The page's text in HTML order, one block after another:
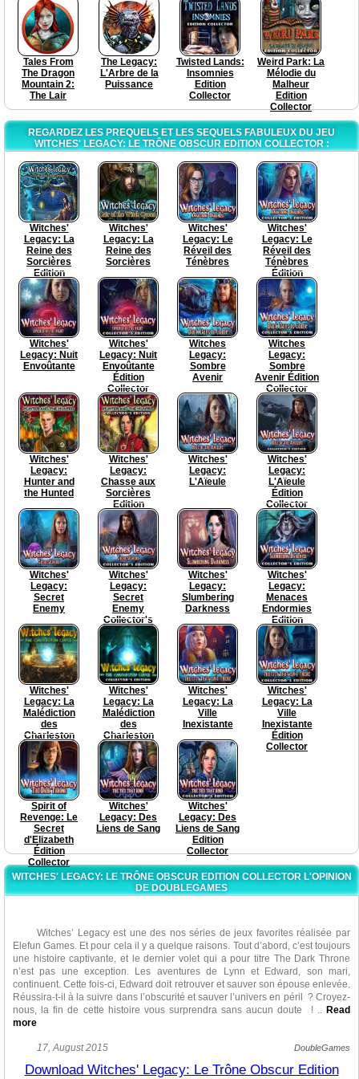
Tales From
The Dragon
Mountain 2:
The Lair
The Legacy:
L'Arbre de la
Puissance
Twisted Lands:
Insomnies
Edition
Collector
Weird Park: La
Mélodie du
Malheur
Edition
Collector
REGARDEZ LES PREQUELS ET LES SEQUELS FABULEUX DU JEU
WITCHES' LEGACY: LE TRÔNE OBSCUR EDITION COLLECTOR :
Witches'
Legacy: La
Reine des
Sorcières
Edition
Collector
Witches'
Legacy: La
Reine des
Sorcières
Witches'
Legacy: Le
Réveil des
Ténèbres
Witches'
Legacy: Le
Réveil des
Ténèbres
Édition
Collector
Witches'
Legacy: Nuit
Envoûtante
Witches'
Legacy: Nuit
Envoûtante
Édition
Collector
Witches
Legacy:
Sombre
Avenir
Witches
Legacy:
Sombre
Avenir Édition
Collector
Witches'
Legacy:
Hunter and
the Hunted
Witches'
Legacy:
Chasse aux
Sorcières
Edition
Collector
Witches'
Legacy:
L'Aïeule
Witches'
Legacy:
L'Aïeule
Édition
Collector
Witches'
Legacy:
Secret
Enemy
Witches'
Legacy:
Secret
Enemy
Collector's
Edition
Witches'
Legacy:
Slumbering
Darkness
Witches'
Legacy:
Menaces
Endormies
Edition
Collector
Witches'
Legacy: La
Malédiction
des
Charleston
Witches'
Legacy: La
Malédiction
des
Charleston
Edition
Collector
Witches'
Legacy: La
Ville
Inexistante
Witches'
Legacy: La
Ville
Inexistante
Édition
Collector
Spirit of
Revenge: Le
Secret
d'Elizabeth
Édition
Collector
Witches'
Legacy: Des
Liens de Sang
Witches'
Legacy: Des
Liens de Sang
Edition
Collector
WITCHES' LEGACY: LE TRÔNE OBSCUR EDITION COLLECTOR L'OPINION
DE DOUBLEGAMES
Witches’ Legacy est une des nos séries de jeux favorites réalisée par
Elefun Games. Et pour cela il y a quelque raisons. Tout d’abord, c’est toujours
une histoire captivante, et le dernier volet qui a pour titre The Dark Throne
n’est pas une exception. Les aventures de Lynn et Edward, son mari,
continuent. Cette fois-ci, Edward doit retrouver et sauver son épouse enlevée.
Réussira-t-il à la suivre dans l’obscurité et sauver l’univers en péril ? Croyez-
nous, la fin de cette histoire vous surprendra sans aucun doute !
..Read
more
Malgré que cette histoire est un peu ennuyeuse, ce volet est peut être
et détaillé, des socs sont soigneusement travaillées, interactives et
17, August 2015 DoubleGames
Download Witches' Legacy: Le Trône Obscur Edition